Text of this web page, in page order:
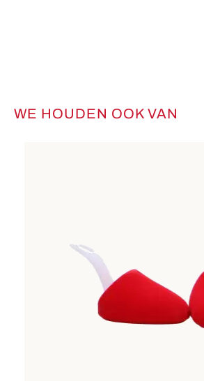
Productgalerij overslaan
WE HOUDEN OOK VAN